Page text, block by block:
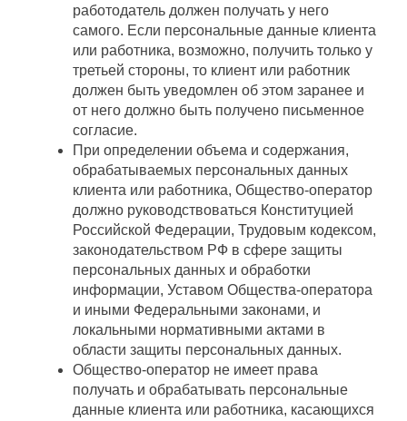
работодатель должен получать у него
самого. Если персональные данные клиента
или работника, возможно, получить только у
третьей стороны, то клиент или работник
должен быть уведомлен об этом заранее и
от него должно быть получено письменное
согласие.
При определении объема и содержания,
обрабатываемых персональных данных
клиента или работника, Общество-оператор
должно руководствоваться Конституцией
Российской Федерации, Трудовым кодексом,
законодательством РФ в сфере защиты
персональных данных и обработки
информации, Уставом Общества-оператора
и иными Федеральными законами, и
локальными нормативными актами в
области защиты персональных данных.
Общество-оператор не имеет права
получать и обрабатывать персональные
данные клиента или работника, касающихся